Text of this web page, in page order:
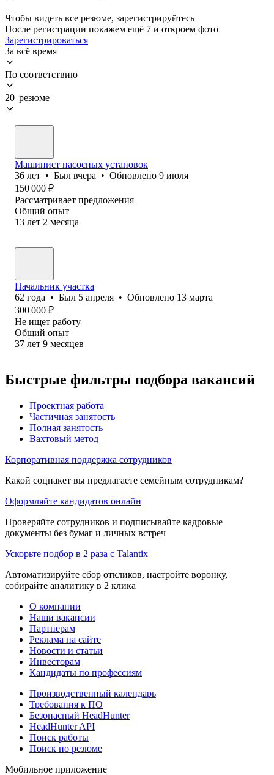
Чтобы видеть все резюме, зарегистрируйтесь
После регистрации покажем ещё 7 и откроем фото
Зарегистрироваться
За всё время
По соответствию
20 резюме
Машинист насосных установок
36 лет • Был вчера • Обновлено 9 июля
150 000 ₽
Рассматривает предложения
Общий опыт
13 лет 2 месяца
Начальник участка
62 года • Был 5 апреля • Обновлено 13 марта
300 000 ₽
Не ищет работу
Общий опыт
37 лет 9 месяцев
Быстрые фильтры подбора вакансий
Проектная работа
Частичная занятость
Полная занятость
Вахтовый метод
Корпоративная поддержка сотрудников
Какой соцпакет вы предлагаете семейным сотрудникам?
Оформляйте кандидатов онлайн
Проверяйте сотрудников и подписывайте кадровые
документы без бумаг и личных встреч
Ускорьте подбор в 2 раза с Talantix
Автоматизируйте сбор откликов, настройте воронку,
собирайте аналитику в 2 клика
О компании
Наши вакансии
Партнерам
Реклама на сайте
Новости и статьи
Инвесторам
Кандидаты по профессиям
Производственный календарь
Требования к ПО
Безопасный HeadHunter
HeadHunter API
Поиск работы
Поиск по резюме
Мобильное приложение